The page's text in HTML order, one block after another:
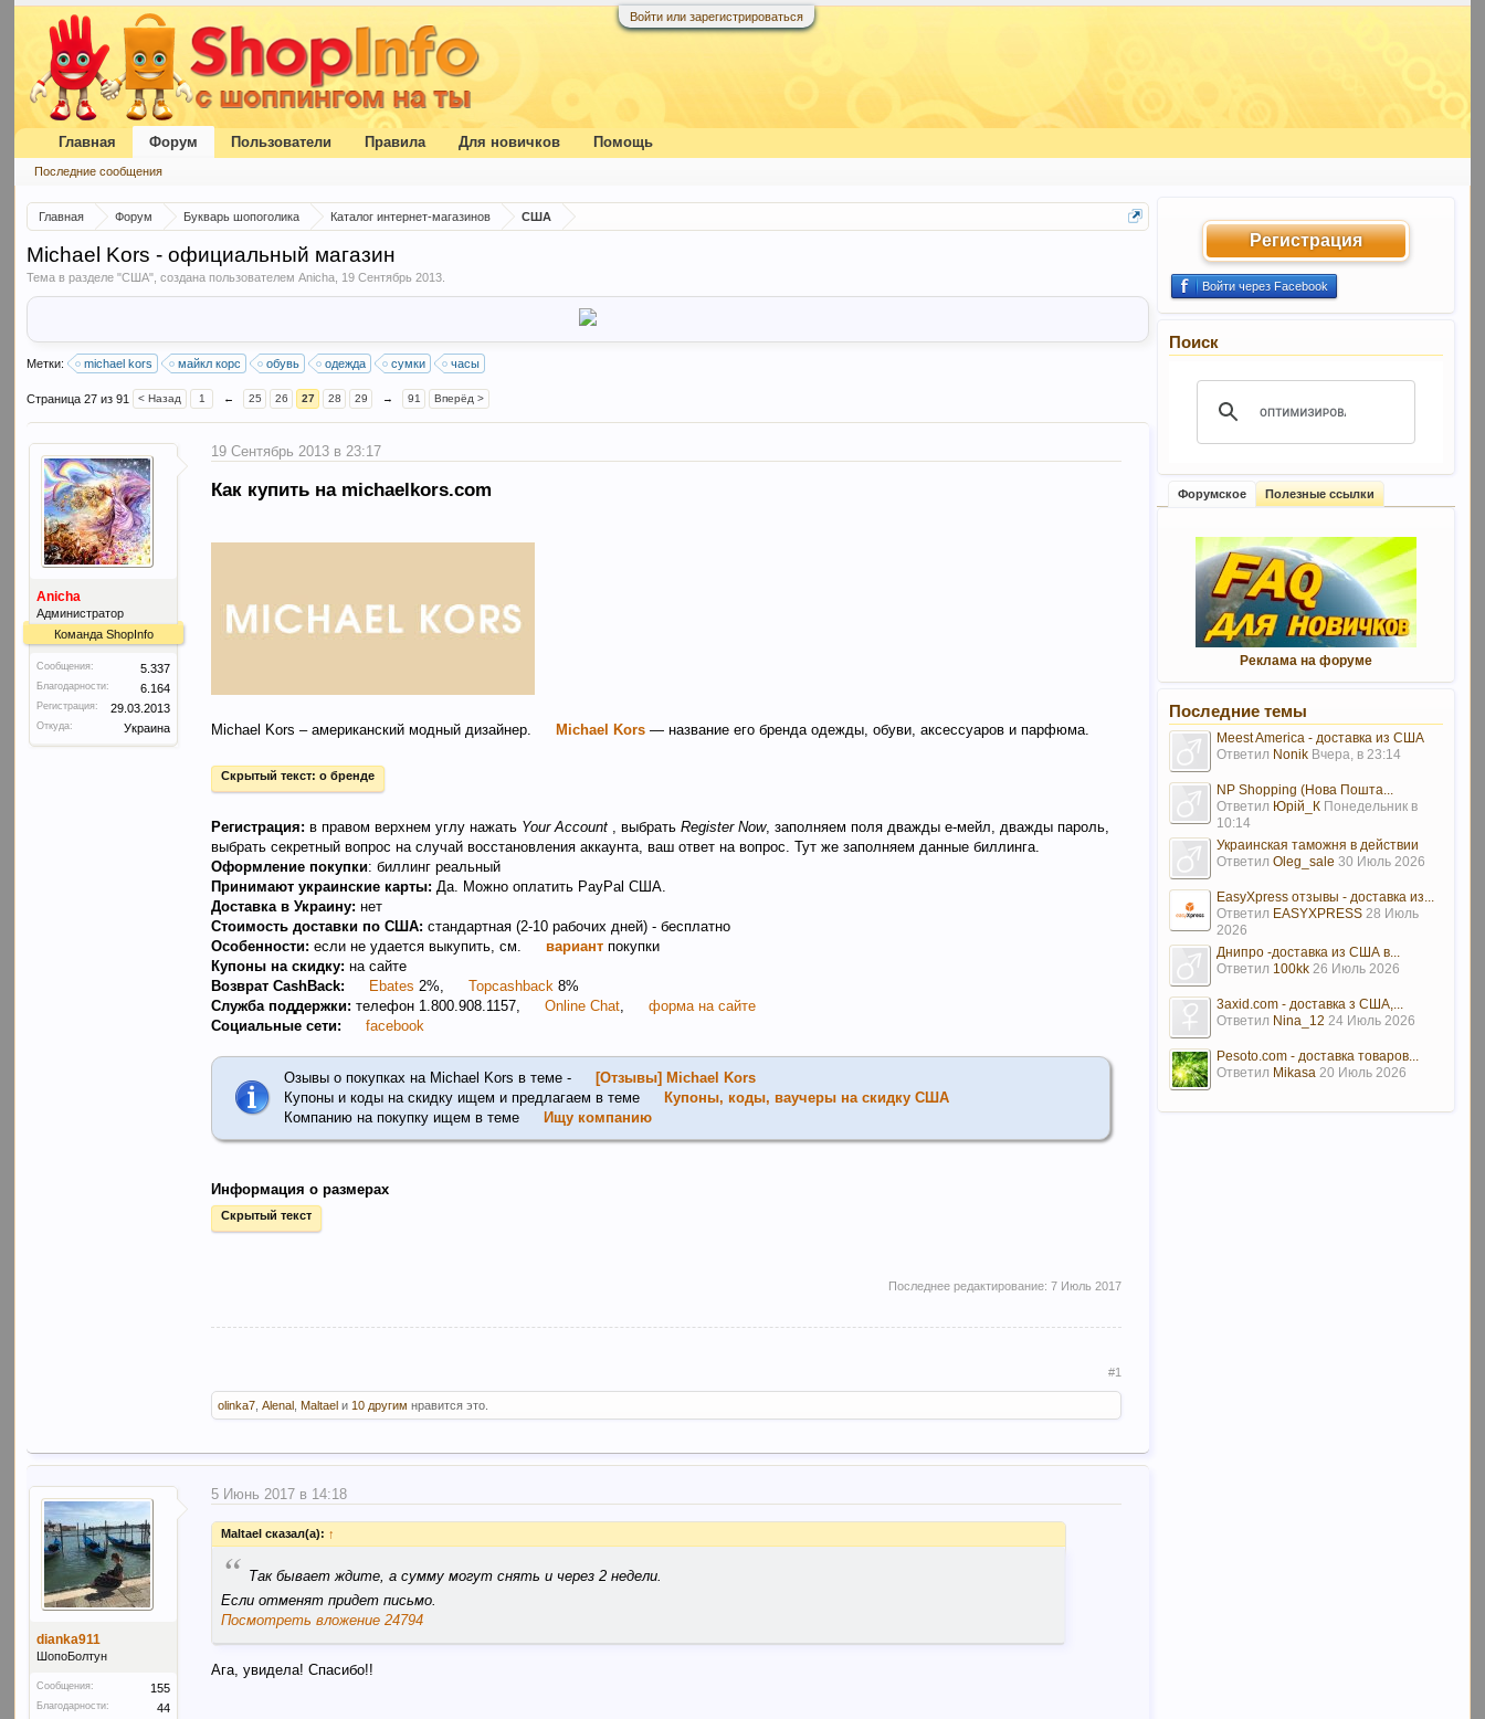
Войти или зарегистрироваться
Главная Форум Букварь шопоголика Каталог интернет-магазинов США
Michael Kors - официальный магазин
Тема в разделе "США", создана пользователемAnicha 19 Сентябрь 2013
Метки: michael kors майкл корс обувь одежда сумки часы
Страница 27 из 91 < Назад 1 ← 25 26 27 28 29 → 91 Вперёд >
Anicha
Администратор
Команда ShopInfo
Сообщения: 5.337
Благодарности: 6.164
Регистрация: 29.03.2013
Откуда: Украина
19 Сентябрь 2013 в 23:17
Как купить на michaelkors.com
Michael Kors – американский модный дизайнер. Michael Kors — название его бренда одежды, обуви, аксессуаров и парфюма.
Скрытый текст:о бренде
Регистрация: в правом верхнем углу нажать Your Account , выбратьRegister Now, заполняем поля дважды е-мейл, дважды пароль,
выбрать секретный вопрос на случай восстановления аккаунта, ваш ответ на вопрос. Тут же заполняем данные биллинга.
Оформление покупки: биллинг реальный
Принимают украинские карты: Да. Можно оплатить РayРal США.
Доставка в Украину: нет
Стоимость доставки по США:стандартная (2-10 рабочих дней) - бесплатно
Особенности:если не удается выкупить, см. вариантпокупки
Купоны на скидку: на сайте
Возврат CashBack:
Ebates 2%, Topcashback 8%
Служба поддержки: телефон 1.800.908.1157, Online Chat,
форма на сайте
Социальные сети:
facebook
Озывы о покупках на Michael Kors в теме -
[Отзывы] Michael Kors
Купоны и коды на скидку ищем и предлагаем в теме
Купоны, коды, ваучеры на скидку США
Компанию на покупку ищем в теме
Ищу компанию
Информация о размерах
Скрытый текст
Последнее редактирование: 7 Июль 2017
#1
olinka7,Alenal , Maltael и10 другим нравится это.
dianka911
ШопоБолтун
Сообщения: 155
Благодарности: 44
5 Июнь 2017 в 14:18
Maltael сказал(а): ↑
“ Так бывает ждите, а сумму могут снять и через 2 недели.
Если отменят придет письмо.
Посмотреть вложение 24794
Ага, увидела! Спасибо!!
Регистрация
Войти через Facebook
Поиск
Форумское Полезные ссылки
Реклама на форуме
Последние темы
Meest America - доставка из США
Ответил Nonik Вчера, в 23:14
NP Shopping (Нова Пошта...
Ответил Юрій_К Понедельник в
10:14
Украинская таможня в действии
Ответил Oleg_sale 30 Июль 2026
EasyXpress отзывы - доставка из...
Ответил EASYXPRESS 28 Июль
2026
Днипро -доставка из США в...
Ответил 100kk 26 Июль 2026
3axid.com - доставка з США,...
Ответил Nina_12 24 Июль 2026
Pesoto.com - доставка товаров...
Ответил Mikasa 20 Июль 2026
Главная Форум
Последние сообщения
Пользователи Правила Для новичков Помощь